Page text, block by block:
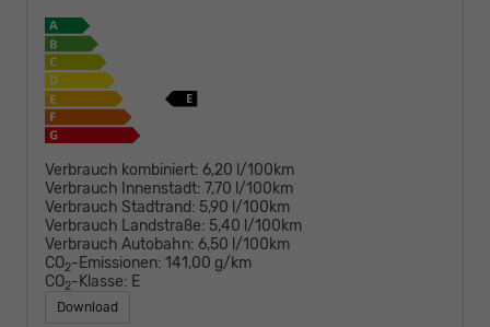
Verbrauch kombiniert: 6,20 l/100km
Verbrauch Innenstadt: 7,70 l/100km
Verbrauch Stadtrand: 5,90 l/100km
Verbrauch Landstraße: 5,40 l/100km
Verbrauch Autobahn: 6,50 l/100km
CO2-Emissionen: 141,00 g/km
CO2-Klasse: E
Download